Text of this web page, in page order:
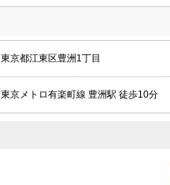
東京都江東区豊洲1丁目
東京メトロ有楽町線 豊洲駅 徒歩10分